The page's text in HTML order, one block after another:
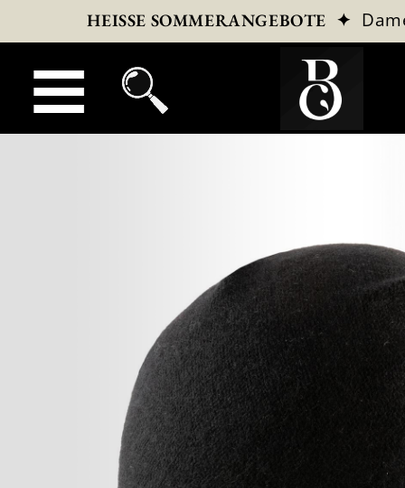
HEISSE SOMMERANGEBOTE ✦